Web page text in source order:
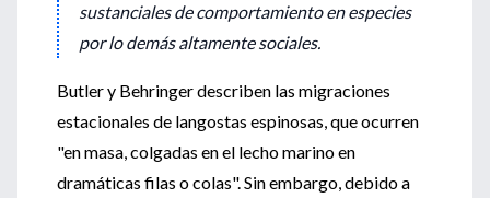
sustanciales de comportamiento en especies
por lo demás altamente sociales.
Butler y Behringer describen las migraciones
estacionales de langostas espinosas, que ocurren
"en masa, colgadas en el lecho marino en
dramáticas filas o colas". Sin embargo, debido a